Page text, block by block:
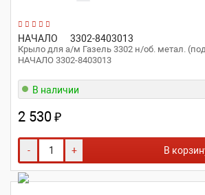
НАЧАЛО 3302-8403013
Крыло для а/м Газель 3302 н/об. метал.
НАЧАЛО 3302-8403013
В наличии
2 530₽
- + В